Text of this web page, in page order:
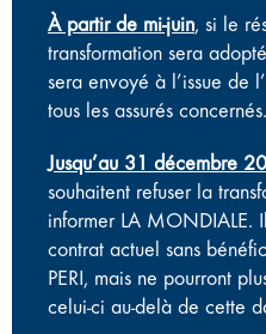
À partir de mi-juin, si le
transformation sera
sera envoyé à l’issue de
tous les assurés concernés.
Jusqu’au 31 décembre
souhaitent refuser la
informer LA MONDIALE.
contrat actuel sans
PERI, mais ne pourront
celui-ci au-delà de cette